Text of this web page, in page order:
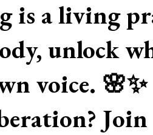
is a living
unlock
voice.
Join